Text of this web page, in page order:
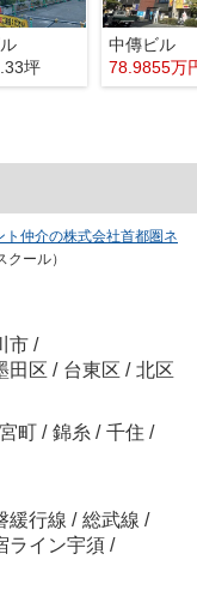
坪
中傳ビル
78.9855万
仲介の株式会社首都圏ネ
ール）
市 /
田区 / 台東区 / 北区
宮町 / 錦糸 / 千住 /
緩行線 / 総武線 /
ライン宇須 /